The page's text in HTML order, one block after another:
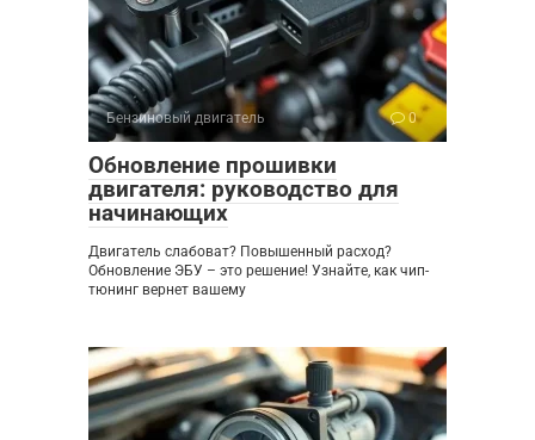
Бензиновый двигатель 0
Обновление прошивки
двигателя: руководство для
начинающих
Двигатель слабоват? Повышенный расход?
Обновление ЭБУ – это решение! Узнайте, как чип-
тюнинг вернет вашему